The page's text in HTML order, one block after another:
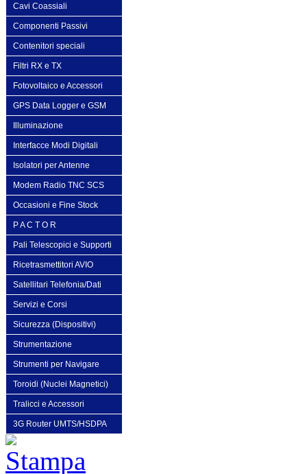
Cavi Coassiali
Componenti Passivi
Contenitori speciali
Filtri RX e TX
Fotovoltaico e Accessori
GPS Data Logger e GSM
Illuminazione
Interfacce Modi Digitali
Isolatori per Antenne
Modem Radio TNC SCS
Occasioni e Fine Stock
P A C T O R
Pali Telescopici e Supporti
Ricetrasmettitori AVIO
Satellitari Telefonia/Dati
Servizi e Corsi
Sicurezza (Dispositivi)
Strumentazione
Strumenti per Navigare
Toroidi (Nuclei Magnetici)
Tralicci e Accessori
3G Router UMTS/HSDPA